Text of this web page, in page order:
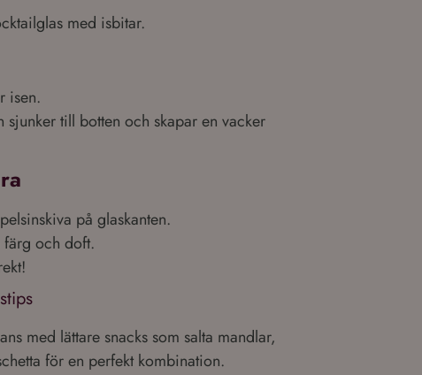
med isbitar.
isen.
sjunker till botten och skapar en vacker
på glaskanten.
färg och doft.
med lättare snacks som salta mandlar,
för en perfekt kombination.